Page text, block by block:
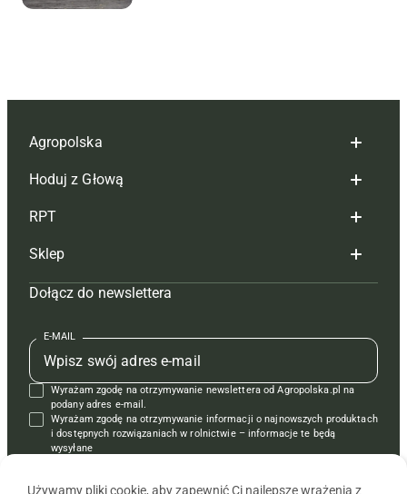
Agropolska
Redakcja
Reklama
Tagi
Mapa serwisu
Kontakt
Regulamin
Polityka prywatności
Hoduj z Głową
Hoduj z głową bydło
Hoduj z głową świnie
Prenumerata
Redakcja
Kontakt
Reklama
RPT
Redakcja
Prenumerata
Reklama
Kontakt
Krzyżówki
Sklep
Czasopisma i prenumerata
Książki
Regulamin
Dołącz do newslettera
E-MAIL
Wyrażam zgodę na otrzymywanie newslettera od Agropolska.pl na
podany adres e-mail.
Wyrażam zgodę na otrzymywanie informacji o najnowszych produktach
i dostępnych rozwiązaniach w rolnictwie – informacje te będą
wysyłane
Używamy pliki cookie, aby zapewnić Ci najlepsze wrażenia z